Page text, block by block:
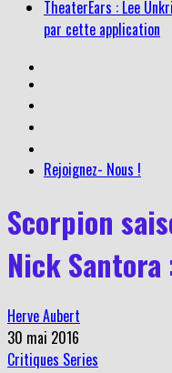
TheaterEars : Lee
par cette application
Rejoignez- Nous !
Scorpion
Nick
Herve Aubert
30 mai 2016
Critiques Series